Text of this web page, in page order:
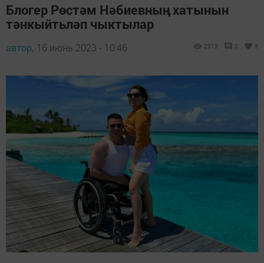
Блогер Рөстәм Нәбиевның хатынын
тәнкыйтьләп чыктылар
автор, 16 июнь 2023 - 10:46 2313 0 5